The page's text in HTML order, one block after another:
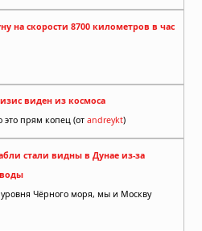
на скорости 8700 километров в час
виден из космоса
это прям копец (от andreykt)
стали видны в Дунае из-за
Чёрного моря, мы и Москву